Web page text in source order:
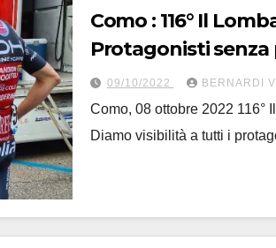
Como : 116° Il
Protagonisti senza
finale ma sempre
grinta e
09/10/2022 BERNARDI
Como, 08 ottobre 2022 116°
Diamo visibilità a tutti i